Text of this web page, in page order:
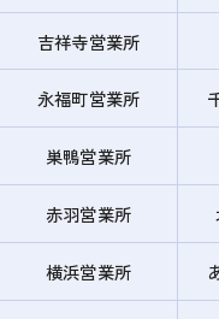
吉祥寺営業所
永福町営業所
巣鴨営業所
赤羽営業所
横浜営業所